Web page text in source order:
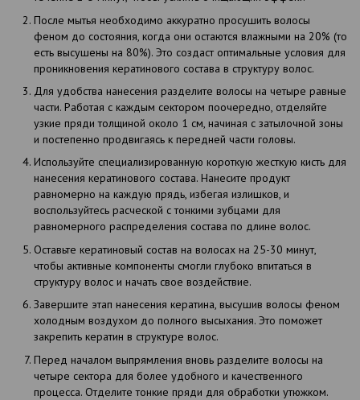
После мытья необходимо аккуратно просушить волосы
феном до состояния, когда они остаются влажными на 20% (то
есть высушены на 80%). Это создаст оптимальные условия для
проникновения кератинового состава в структуру волос.
Для удобства нанесения разделите волосы на четыре равные
части. Работая с каждым сектором поочередно, отделяйте
узкие пряди толщиной около 1 см, начиная с затылочной зоны
и постепенно продвигаясь к передней части головы.
Используйте специализированную короткую жесткую кисть для
нанесения кератинового состава. Нанесите продукт
равномерно на каждую прядь, избегая излишков, и
воспользуйтесь расческой с тонкими зубцами для
равномерного распределения состава по длине волос.
Оставьте кератиновый состав на волосах на 25-30 минут,
чтобы активные компоненты смогли глубоко впитаться в
структуру волос и начать свое воздействие.
Завершите этап нанесения кератина, высушив волосы феном
холодным воздухом до полного высыхания. Это поможет
закрепить кератин в структуре волос.
Перед началом выпрямления вновь разделите волосы на
четыре сектора для более удобного и качественного
процесса. Отделите тонкие пряди для обработки утюжком.